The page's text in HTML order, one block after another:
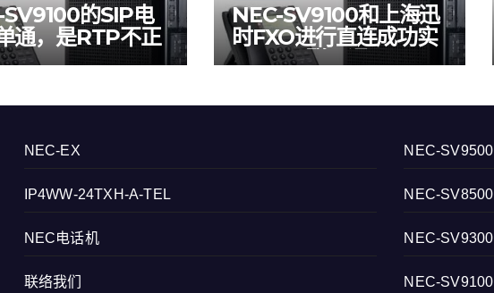
的SIP电
通，是RTP不正
NEC-SV9100和上海迅
时FXO进行直连成功实
现SIP互联互通
NEC-EX
IP4WW-24TXH-A-TEL
NEC电话机
联络我们
NEC-SV9500
NEC-SV8500
NEC-SV9300
NEC-SV9100